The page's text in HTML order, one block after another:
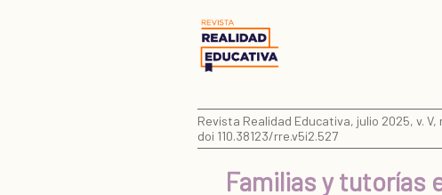
Revista Realidad Educativa, julio 2025, v. V,
doi 110.38123/rre.v5i2.527
Familias y tutorías